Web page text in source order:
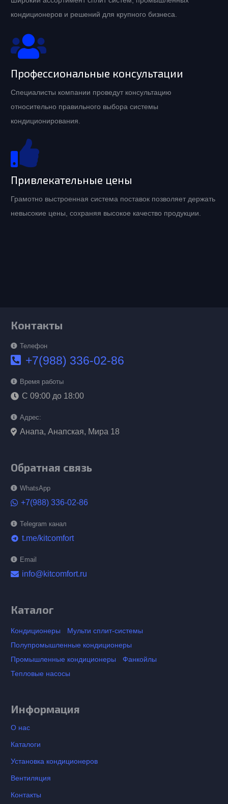
кондиционеров и решений для крупного бизнеса.
Профессиональные консультации
Специалисты компании проведут консультацию
относительно правильного выбора системы
кондиционирования.
Привлекательные цены
Грамотно выстроенная система поставок позволяет держать
невысокие цены, сохраняя высокое качество продукции.
Контакты
Телефон
+7(988) 336-02-86
Время работы
С 09:00 до 18:00
Адрес:
Анапа, Анапская, Мира 18
Обратная связь
WhatsApp
+7(988) 336-02-86
Telegram канал
telegram t.me/kitcomfort
Email
info@kitcomfort.ru
Каталог
Кондиционеры
Мульти сплит-системы
Полупромышленные кондиционеры
Промышленные кондиционеры
Фанкойлы
Тепловые насосы
Информация
О нас
Каталоги
Установка кондиционеров
Вентиляция
Контакты